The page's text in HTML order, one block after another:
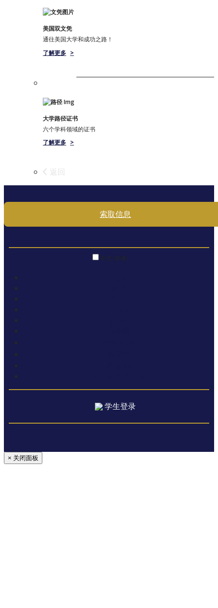
美国双文凭
通往美国大学和成功之路！
了解更多 >
大学路径证书
六个学科领域的证书
了解更多 >
返回
索取信息
中文 (简体)
学生登录
× 关闭面板